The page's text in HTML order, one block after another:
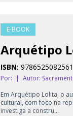
E-BOOK
Arquétipo
ISBN: 9786525082561
Por: | Autor:
Em Arquétipo Lolita, o
cultural, com foco na
investiga a constru...